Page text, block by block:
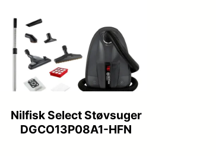
Nilfisk Select Støvsuger
DGCO13P08A1-HFN